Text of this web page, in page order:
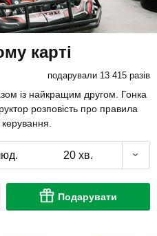
карті
подарували 13 415 разів
із найкращим другом. Гонка
розповість про правила
20 хв.
Подарувати